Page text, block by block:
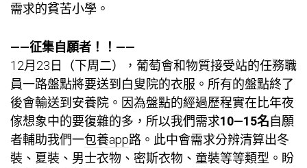
需求的貧苦小學。
——征集自願者！！——
12月23日（下周二），葡萄會和物質接受站的任務職
員一路盤點將要送到白叟院的衣服。所有的盤點終了
後會輸送到安養院。因為盤點的經過歷程實在比年夜
傢想象中的要復雜的多，所以我們需求10—15名自願
者輔助我們一包養app路。此中會需求分辨清算出冬
裝、夏裝、男士衣物、密斯衣物、童裝等等類型。盼